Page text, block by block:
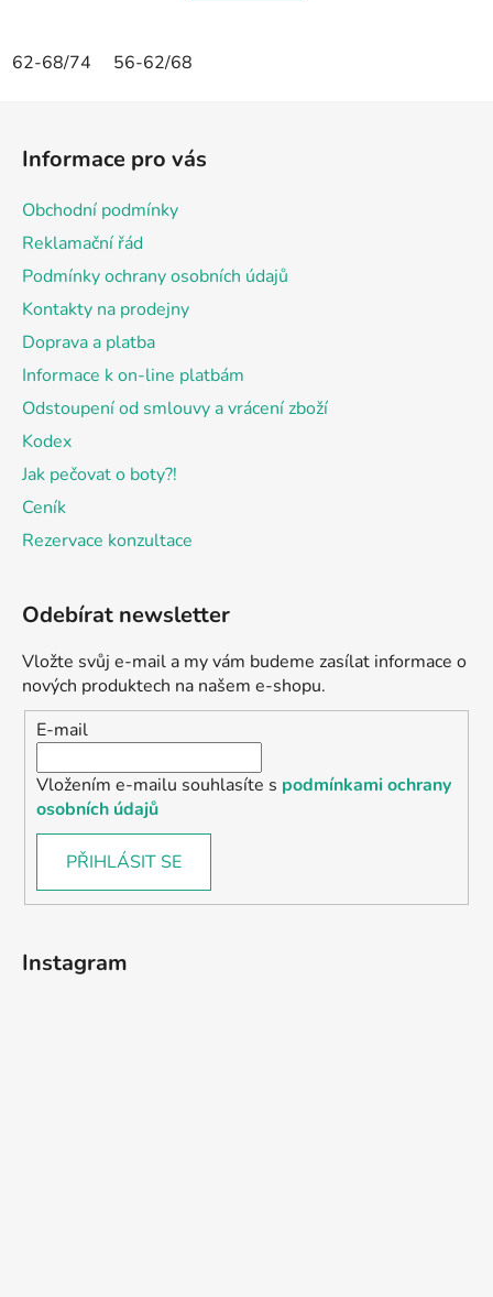
62-68/74 56-62/68
Informace pro vás
Obchodní podmínky
Reklamační řád
Podmínky ochrany osobních údajů
Kontakty na prodejny
Doprava a platba
Informace k on-line platbám
Odstoupení od smlouvy a vrácení zboží
Kodex
Jak pečovat o boty?!
Ceník
Rezervace konzultace
Odebírat newsletter
Vložte svůj e-mail a my vám budeme zasílat informace o
nových produktech na našem e-shopu.
E-mail
Vložením e-mailu souhlasíte s podmínkami ochrany
osobních údajů
PŘIHLÁSIT SE
Instagram